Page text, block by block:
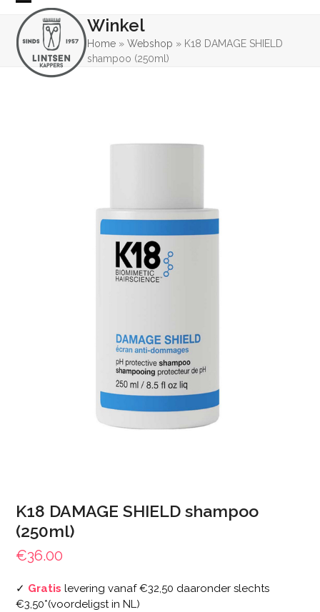
Skip
content
Open
mobile
menu
Close
mobile
menu
Winkel
Home »Webshop » K18 DAMAGE SHIELD
shampoo (250ml)
K18 DAMAGE SHIELD shampoo
(250ml)
€36.00
✓ Gratis levering vanaf €32,50 daaronder slechts
€3,50*(voordeligst in NL)